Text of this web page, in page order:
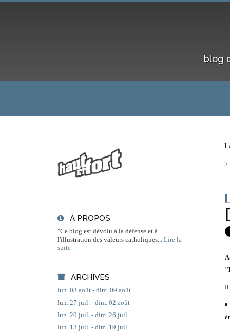
blog
À PROPOS
"Ce blog est dévolu à la défense et à
l'illustration des valeurs catholiques...
Lire la
suite
ARCHIVES
lun. 03 août - dim. 09 août
lun. 27 juil. - dim. 02 août
lun. 20 juil. - dim. 26 juil.
lun. 13 juil. - dim. 19 juil.
Il